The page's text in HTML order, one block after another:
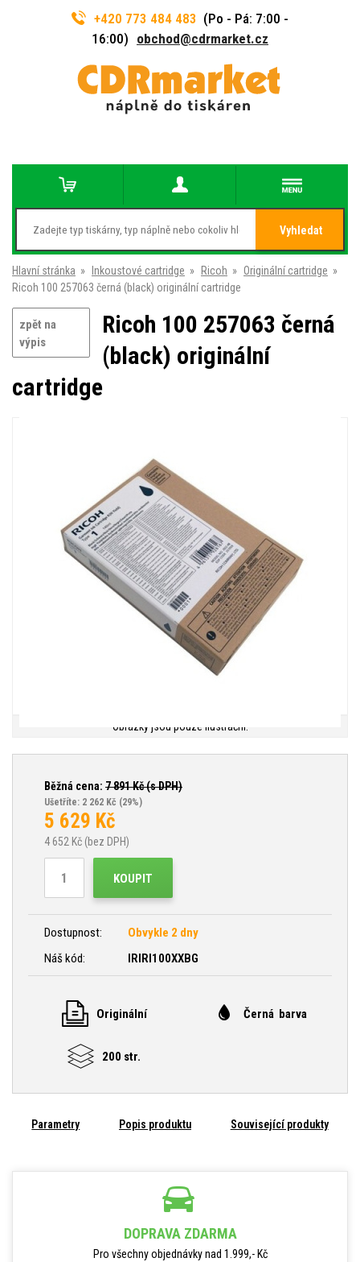
+420 773 484 483 (Po - Pá: 7:00 -
16:00) obchod@cdrmarket.cz
Vyhledat
Hlavní stránka » Inkoustové cartridge » Ricoh » Originální cartridge »
Ricoh 100 257063 černá (black) originální cartridge
zpět na
výpis
Ricoh 100 257063 černá
(black) originální
cartridge
Obrázky jsou pouze ilustrační.
Běžná cena: 7 891Kč (s DPH)
Ušetříte: 2 262 Kč (29%)
5 629 Kč
4 652 Kč (bez DPH)
KOUPIT
Dostupnost:
Obvykle 2 dny
Náš kód:
IRIRI100XXBG
Originální Černá barva
200 str.
Parametry Popis produktu Související produkty
DOPRAVA ZDARMA
Pro všechny objednávky nad 1.999,- Kč